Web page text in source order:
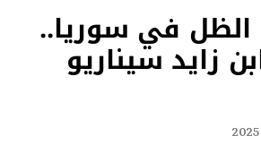
الظل في سوريا..
زايد سيناريو